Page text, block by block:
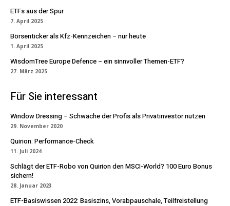
ETFs aus der Spur
7. April 2025
Börsenticker als Kfz-Kennzeichen – nur heute
1. April 2025
WisdomTree Europe Defence – ein sinnvoller Themen-ETF?
27. März 2025
Für Sie interessant
Window Dressing – Schwäche der Profis als Privatinvestor nutzen
29. November 2020
Quirion: Performance-Check
11. Juli 2024
Schlägt der ETF-Robo von Quirion den MSCI-World? 100 Euro Bonus
sichern!
28. Januar 2023
ETF-Basiswissen 2022: Basiszins, Vorabpauschale, Teilfreistellung